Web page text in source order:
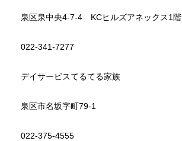
泉区泉中央4-7-4 KCヒルズアネックス1階
022-341-7277
デイサービスてるてる家族
泉区市名坂字町79-1
022-375-4555